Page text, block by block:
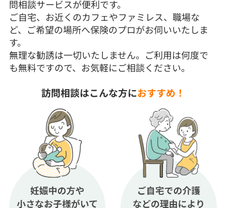
問相談サービスが便利です。
ご自宅、お近くのカフェやファミレス、職場な
ど、ご希望の場所へ保険のプロがお伺いいたしま
す。
無理な勧誘は一切いたしません。ご利用は何度で
も無料ですので、お気軽にご相談ください。
訪問相談はこんな方におすすめ！